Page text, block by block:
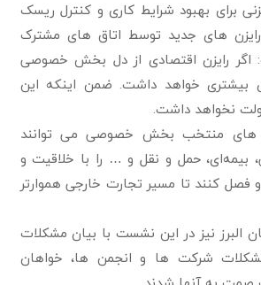
برای بهبود شرایط کاری و کنترل ریسک
های جدید توسط اتاق های مشترک
اگر رایزن اقتصادی از دل بخش خصوصی
بیشتری خواهد داشت. ضمن اینکه این
نخواهد داشت.
های منتخب بخش خصوصی می توانند
بیمه‌ای، حمل و نقل و … را با خلاقیت و
کنند تا مسیر تجارت خارجی هموارتر
البرز نیز در این نشست با بیان مشکلات
شرکت ها و انجمن ها، خواهان